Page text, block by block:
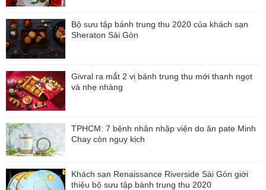
Bộ sưu tập bánh trung thu 2020 của khách sạn
Sheraton Sài Gòn
Givral ra mắt 2 vị bánh trung thu mới thanh ngọt
và nhẹ nhàng
TPHCM: 7 bệnh nhân nhập viện do ăn pate Minh
Chay còn nguy kịch
Khách sạn Renaissance Riverside Sài Gòn giới
thiệu bộ sưu tập bánh trung thu 2020